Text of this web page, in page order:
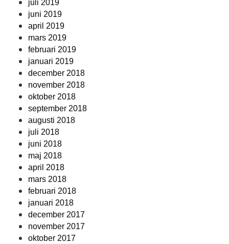
juli 2019
juni 2019
april 2019
mars 2019
februari 2019
januari 2019
december 2018
november 2018
oktober 2018
september 2018
augusti 2018
juli 2018
juni 2018
maj 2018
april 2018
mars 2018
februari 2018
januari 2018
december 2017
november 2017
oktober 2017